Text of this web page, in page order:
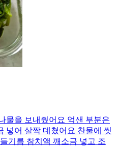
물을 보내줬어요 억샌 부분은
넣어 살짝 데쳤어요 찬물에 씻
기름 참치액 깨소금 넣고 조